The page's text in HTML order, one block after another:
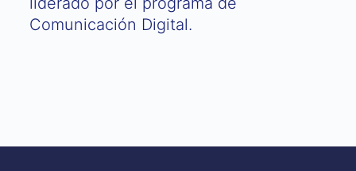
Comunicación Digital.